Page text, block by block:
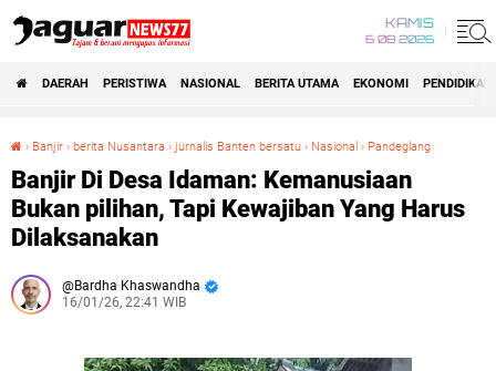
KAMIS
6 08 2026
DAERAH PERISTIWA NASIONAL BERITA UTAMA EKONOMI PENDIDIKAN
› Banjir › berita Nusantara › jurnalis Banten bersatu › Nasional › Pandeglang
Banjir Di Desa Idaman: Kemanusiaan
Bukan pilihan, Tapi Kewajiban Yang Harus
Dilaksanakan
Bardha Khaswandha
16/01/26, 22:41 WIB